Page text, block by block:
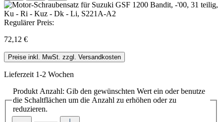
Regulärer Preis:
72,12 €
Preise inkl. MwSt. zzgl. Versandkosten
Lieferzeit 1-2 Wochen
Produkt Anzahl: Gib den gewünschten Wert ein oder benutze
die Schaltflächen um die Anzahl zu erhöhen oder zu
reduzieren.